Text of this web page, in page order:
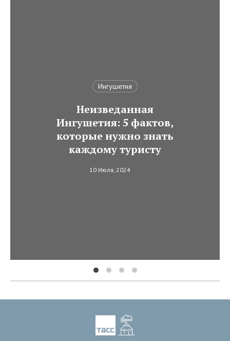
Ингушетия
Неизведанная
Ингушетия: 5 фактов,
которые нужно знать
каждому туристу
10 Июля, 2024